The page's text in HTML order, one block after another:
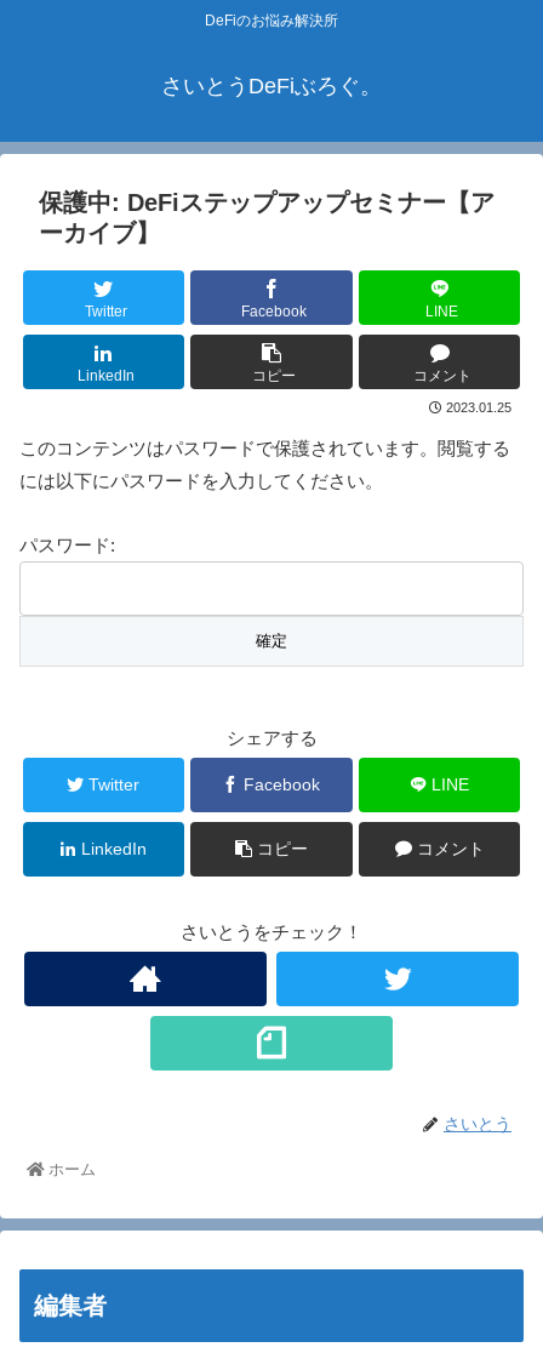
DeFiのお悩み解決所
さいとうDeFiぶろぐ。
保護中: DeFiステップアップセミナー【ア
ーカイブ】
Twitter Facebook LINE
LinkedIn コピー コメント
2023.01.25
このコンテンツはパスワードで保護されています。閲覧する
には以下にパスワードを入力してください。
パスワード:
シェアする
Twitter Facebook LINE
LinkedIn コピー コメント
さいとうをチェック！
さいとう
ホーム
編集者